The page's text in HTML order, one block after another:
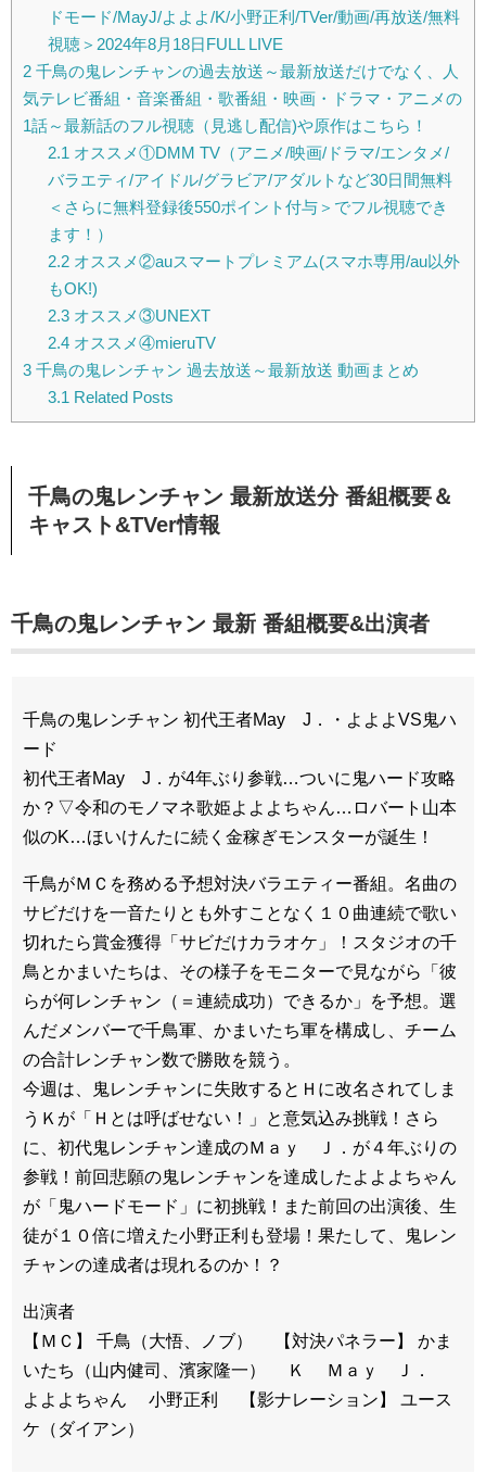
ドモード/MayJ/よよよ/K/小野正利/TVer/動画/再放送/無料
視聴＞2024年8月18日FULL LIVE
2 千鳥の鬼レンチャンの過去放送～最新放送だけでなく、人
気テレビ番組・音楽番組・歌番組・映画・ドラマ・アニメの
1話～最新話のフル視聴（見逃し配信)や原作はこちら！
2.1 オススメ①DMM TV（アニメ/映画/ドラマ/エンタメ/
バラエティ/アイドル/グラビア/アダルトなど30日間無料
＜さらに無料登録後550ポイント付与＞でフル視聴でき
ます！）
2.2オススメ②auスマートプレミアム(スマホ専用/au以外
もOK!)
2.3オススメ③UNEXT
2.4オススメ④mieruTV
3 千鳥の鬼レンチャン 過去放送～最新放送 動画まとめ
3.1 Related Posts
千鳥の鬼レンチャン 最新放送分 番組概要＆
キャスト&TVer情報
千鳥の鬼レンチャン 最新 番組概要&出演者
千鳥の鬼レンチャン 初代王者May J．・よよよVS鬼ハ
ード
初代王者May J．が4年ぶり参戦…ついに鬼ハード攻略
か？▽令和のモノマネ歌姫よよよちゃん…ロバート山本
似のK…ほいけんたに続く金稼ぎモンスターが誕生！
千鳥がＭＣを務める予想対決バラエティー番組。名曲の
サビだけを一音たりとも外すことなく１０曲連続で歌い
切れたら賞金獲得「サビだけカラオケ」！スタジオの千
鳥とかまいたちは、その様子をモニターで見ながら「彼
らが何レンチャン（＝連続成功）できるか」を予想。選
んだメンバーで千鳥軍、かまいたち軍を構成し、チーム
の合計レンチャン数で勝敗を競う。
今週は、鬼レンチャンに失敗するとＨに改名されてしま
うＫが「Ｈとは呼ばせない！」と意気込み挑戦！さら
に、初代鬼レンチャン達成のＭａｙ Ｊ．が４年ぶりの
参戦！前回悲願の鬼レンチャンを達成したよよよちゃん
が「鬼ハードモード」に初挑戦！また前回の出演後、生
徒が１０倍に増えた小野正利も登場！果たして、鬼レン
チャンの達成者は現れるのか！？
出演者
【ＭＣ】 千鳥（大悟、ノブ） 【対決パネラー】 かま
いたち（山内健司、濱家隆一） Ｋ Ｍａｙ Ｊ．
よよよちゃん 小野正利 【影ナレーション】 ユース
ケ（ダイアン）